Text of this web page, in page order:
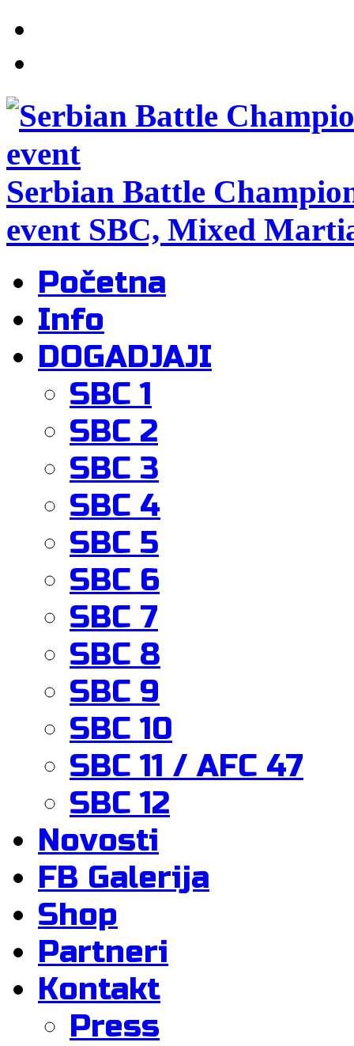
Serbian Battle
event SBC, Mixed
Početna
Info
DOGADJAJI
SBC 1
SBC 2
SBC 3
SBC 4
SBC 5
SBC 6
SBC 7
SBC 8
SBC 9
SBC 10
SBC 11 / AFC 47
SBC 12
Novosti
FB Galerija
Shop
Partneri
Kontakt
Press